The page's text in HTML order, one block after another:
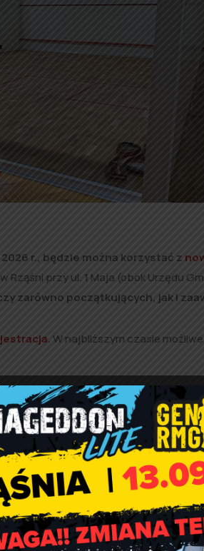
r., będzie można korzystać z
przy ul. 1 Maja (obok Urzędu
zarówno początkujących, jak i
.W najbliższym czasie
z kortów do squasha oraz
realizacji projektu pn. „Zakup
przez
łódzkim”.
Wartość
co stanowi ok. 66% wartości. Wkład